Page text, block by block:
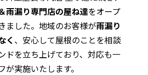
雨漏り専門店の屋ね達をオープ
ました。地域のお客様が雨漏り
く 、安心して屋根のことを相談
ドを立ち上げており、対応も一
が実施いたします。